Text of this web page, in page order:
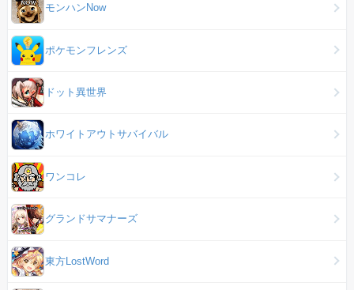
モンハンNow
ポケモンフレンズ
ドット異世界
ホワイトアウトサバイバル
ワンコレ
グランドサマナーズ
東方LostWord